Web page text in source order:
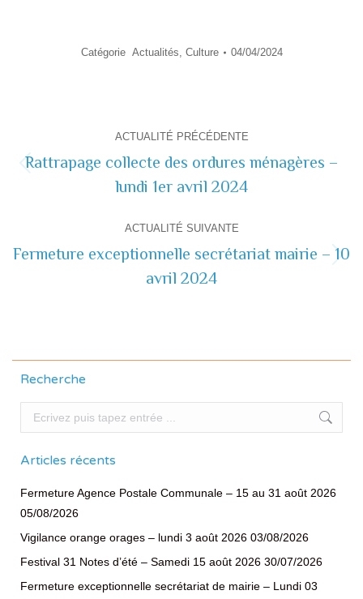
Catégorie Actualités, Culture 04/04/2024
de
commentaire
ACTUALITÉ PRÉCÉDENTE
précédente
Rattrapage collecte des ordures ménagères –
lundi 1er avril 2024
ACTUALITÉ SUIVANTE
suivante
Fermeture exceptionnelle secrétariat mairie – 10
avril 2024
Recherche
Recherche
Articles récents
Fermeture Agence Postale Communale – 15 au 31 août 2026
05/08/2026
Vigilance orange orages – lundi 3 août 2026 03/08/2026
Festival 31 Notes d’été – Samedi 15 août 2026 30/07/2026
Fermeture exceptionnelle secrétariat de mairie – Lundi 03